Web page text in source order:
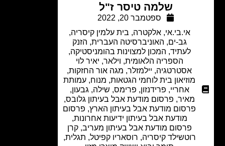
שלמה טיסר ז"ל
ספטמבר 20, 2022
,אלקטרה,בית עלמין קיסריה
האוניברסיטה העברית,הזנק
המכון למצוינות בהומניסטיקה,
הספריה הלאומית,וילאר,יאיר לוי
אסטרטגיה,יילמזלר ,מגה אור החזקות ,
מוזיאון בית לוחמי הגטאות ,מנוח,עמותת
אחריי
פרידנזון ,פרימס, שילה, גבעון,
פרסום מודעת אבל בעיתון גלובס,
פרסום מודעת אבל בעיתון הארץ,פרסום
מודעת אבל בעיתון ידיעות אחרונות,
פרסום מודעת אבל בעיתון מעריב, קרן
רוטשילד קיסריה,רוסאריו קפיטל, תגלית,